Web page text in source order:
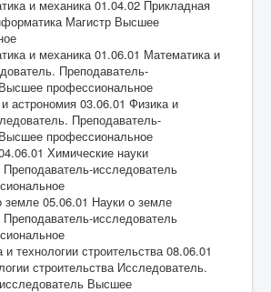
и механика 01.04.02 Прикладная
Магистр Высшее
и механика 01.06.01 Математика и
Преподаватель-
профессиональное
астрономия 03.06.01 Физика и
Преподаватель-
профессиональное
Химические науки
исследователь
земле 05.06.01 Науки о земле
исследователь
технологии строительства 08.06.01
строительства Исследователь.
Высшее